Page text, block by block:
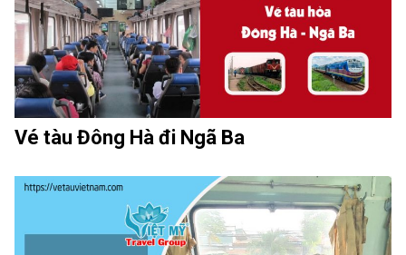
Vé tàu Đông Hà đi Ngã Ba